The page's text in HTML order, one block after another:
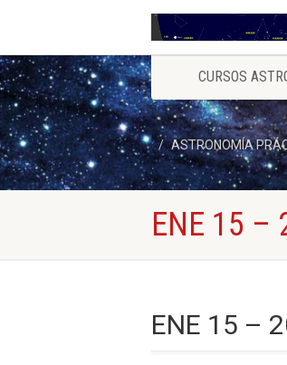
CURSOS
ASTRONOMÍA
ENE 15 –
ENE 15 –